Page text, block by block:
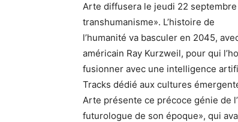
Arte diffusera le jeudi 22
transhumanisme». L’histoire de
l’humanité va basculer en 2045,
américain Ray Kurzweil, pour qui
fusionner avec une intelligence
Tracks dédié aux cultures
Arte présente ce précoce génie de
futurologue de son époque», qui